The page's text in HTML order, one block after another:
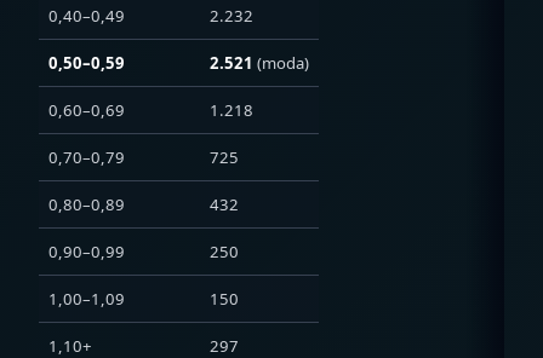
0,40–0,49 2.232
0,50–0,59 2.521 (moda)
0,60–0,69 1.218
0,70–0,79 725
0,80–0,89 432
0,90–0,99 250
1,00–1,09 150
1,10+ 297